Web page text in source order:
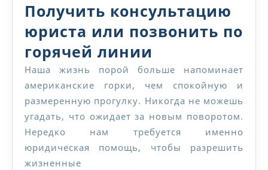
Получить консультацию
юриста или позвонить по
горячей линии
юриста
или
позвонить
по
Наша жизнь порой больше напоминает
американские горки, чем спокойную и
размеренную прогулку. Никогда не можешь
угадать, что ожидает за новым поворотом.
Нередко нам требуется именно
юридическая помощь, чтобы разрешить
жизненные